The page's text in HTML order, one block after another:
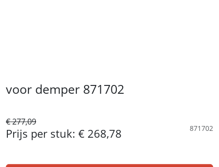
voor demper 871702
€ 277,09
Prijs per stuk: € 268,78 871702